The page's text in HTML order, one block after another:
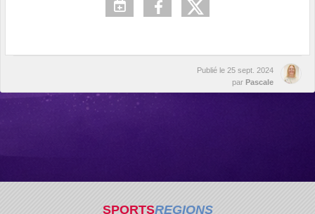
Publié le 25 sept. 2024
par Pascale
SPORTSREGIONS